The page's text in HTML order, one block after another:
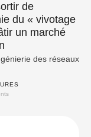
de
du « vivotage
un marché
des réseaux